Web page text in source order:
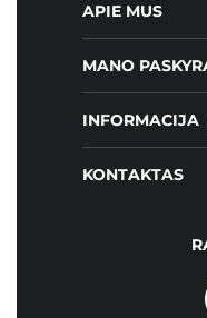
APIE MUS
MANO
INFORMACIJA
KONTAKTAS